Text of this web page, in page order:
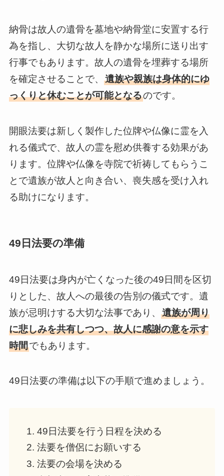
納骨は故人の遺骨を墓地や納骨堂に安置する行
為を指し、大切な故人を静かな場所に送り出す
行事でもあります。故人の遺骨を埋葬する場所
を確定させることで、 遺族や親族は身体的にゆ
っくりと休むことが可能となるのです。
開眼法要は新しく製作した位牌や仏像に霊を入
れる儀式で、故人の霊を慰め供養する効果があ
ります。位牌や仏像を寺院で祈祷してもらうこ
とで遺族が故人と向き合い、喪失感を受け入れ
る助けになります。
49日法要の準備
49日法要は身内が亡くなった後の49日間を区切
りとした、故人への最後の告別の儀式です。遺
族が忌明けする大切な法事であり、 遺族が周り
に悲しみを共有しつつ、故人に感謝の意を示す
時間でもあります。
49日法要の準備は以下の手順で進めましょう。
49日法要を行う日程を決める
法要を僧侶にお願いする
法要の会場を決める